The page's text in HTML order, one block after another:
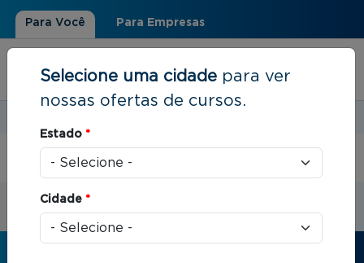
Para Você Para Empresas
Você está aqui
Selecione uma cidade para ver
nossas ofertas de cursos.
Estado *
Cidade *